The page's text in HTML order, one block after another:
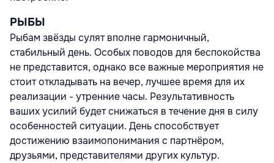
РЫБЫ
Рыбам звёзды сулят вполне гармоничный,
стабильный день. Особых поводов для беспокойства
не представится, однако все важные мероприятия не
стоит откладывать на вечер, лучшее время для их
реализации - утренние часы. Результативность
ваших усилий будет снижаться в течение дня в силу
особенностей ситуации. День способствует
достижению взаимопонимания с партнёром,
друзьями, представителями других культур.